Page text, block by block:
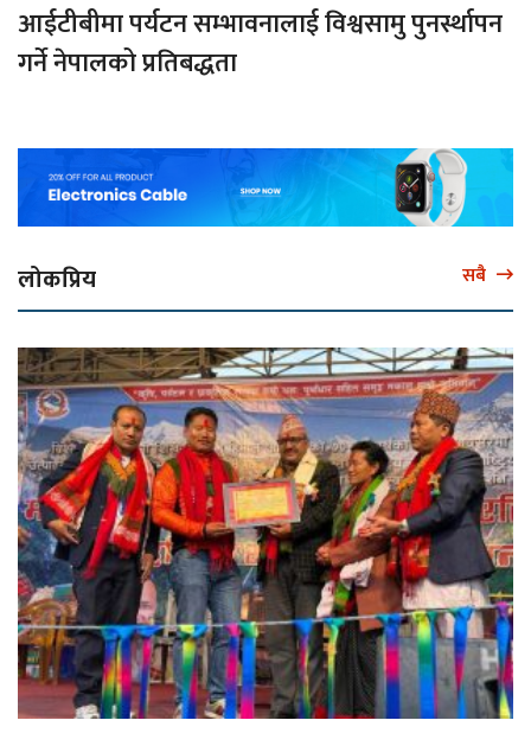
आईटीबीमा पर्यटन सम्भावनालाई विश्वसामु पुनर्स्थापन
गर्ने नेपालको प्रतिबद्धता
लोकप्रिय सबै